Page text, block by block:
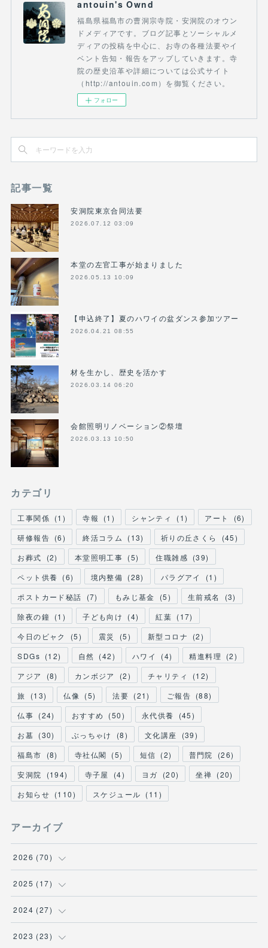
antouin's Ownd
福島県福島市の曹洞宗寺院・安洞院のオウン
ドメディアです。ブログ記事とソーシャルメ
ディアの投稿を中心に、お寺の各種法要やイ
ベント告知・報告をアップしていきます。寺
院の歴史沿革や詳細については公式サイト
（http://antouin.com）を御覧ください。
フォロー
記事一覧
安洞院東京合同法要
2026.07.12 03:09
本堂の左官工事が始まりました
2026.05.13 10:09
【申込終了】夏のハワイの盆ダンス参加ツアー
2026.04.21 08:55
材を生かし、歴史を活かす
2026.03.14 06:20
会館照明リノベーション②祭壇
2026.03.13 10:50
カテゴリ
工事関係 (1 ) 寺報 (1 ) シャンティ (1) アート (6)
研修報告 (6) 終活コラム (13) 祈りの丘さくら (45)
お葬式
(2) 本堂照明工事 (5) 住職雑感 (39)
ペット供養 (6) 境内整備 (28) パラグアイ (1 )
ポストカード秘話
(7) もみじ基金 (5) 生前戒名 (3)
除夜の鐘 (1 ) 子ども向け (4) 紅葉 (17)
今日のビャク
(5) 震災 (5) 新型コロナ (2)
SDGs (12) 自然 (42) ハワイ (4) 精進料理 (2)
アジア
(8) カンボジア (2) チャリティ (12)
旅
(13) 仏像 (5) 法要 (21) ご報告 (88)
仏事 (24) おすすめ (50) 永代供養 (45)
お墓 (30) ぶっちゃけ (8) 文化講座 (39)
福島市
(8) 寺社仏閣 (5) 短信 (2) 普門院 (26)
安洞院
(194) 寺子屋 (4) ヨガ (20) 坐禅 (20)
お知らせ (110) スケジュール (11 )
アーカイブ
2026 (70)
(1)
(1)
(1)
2025 (17)
(2)
(4)
2024 (27)
(1)
2023 (23)